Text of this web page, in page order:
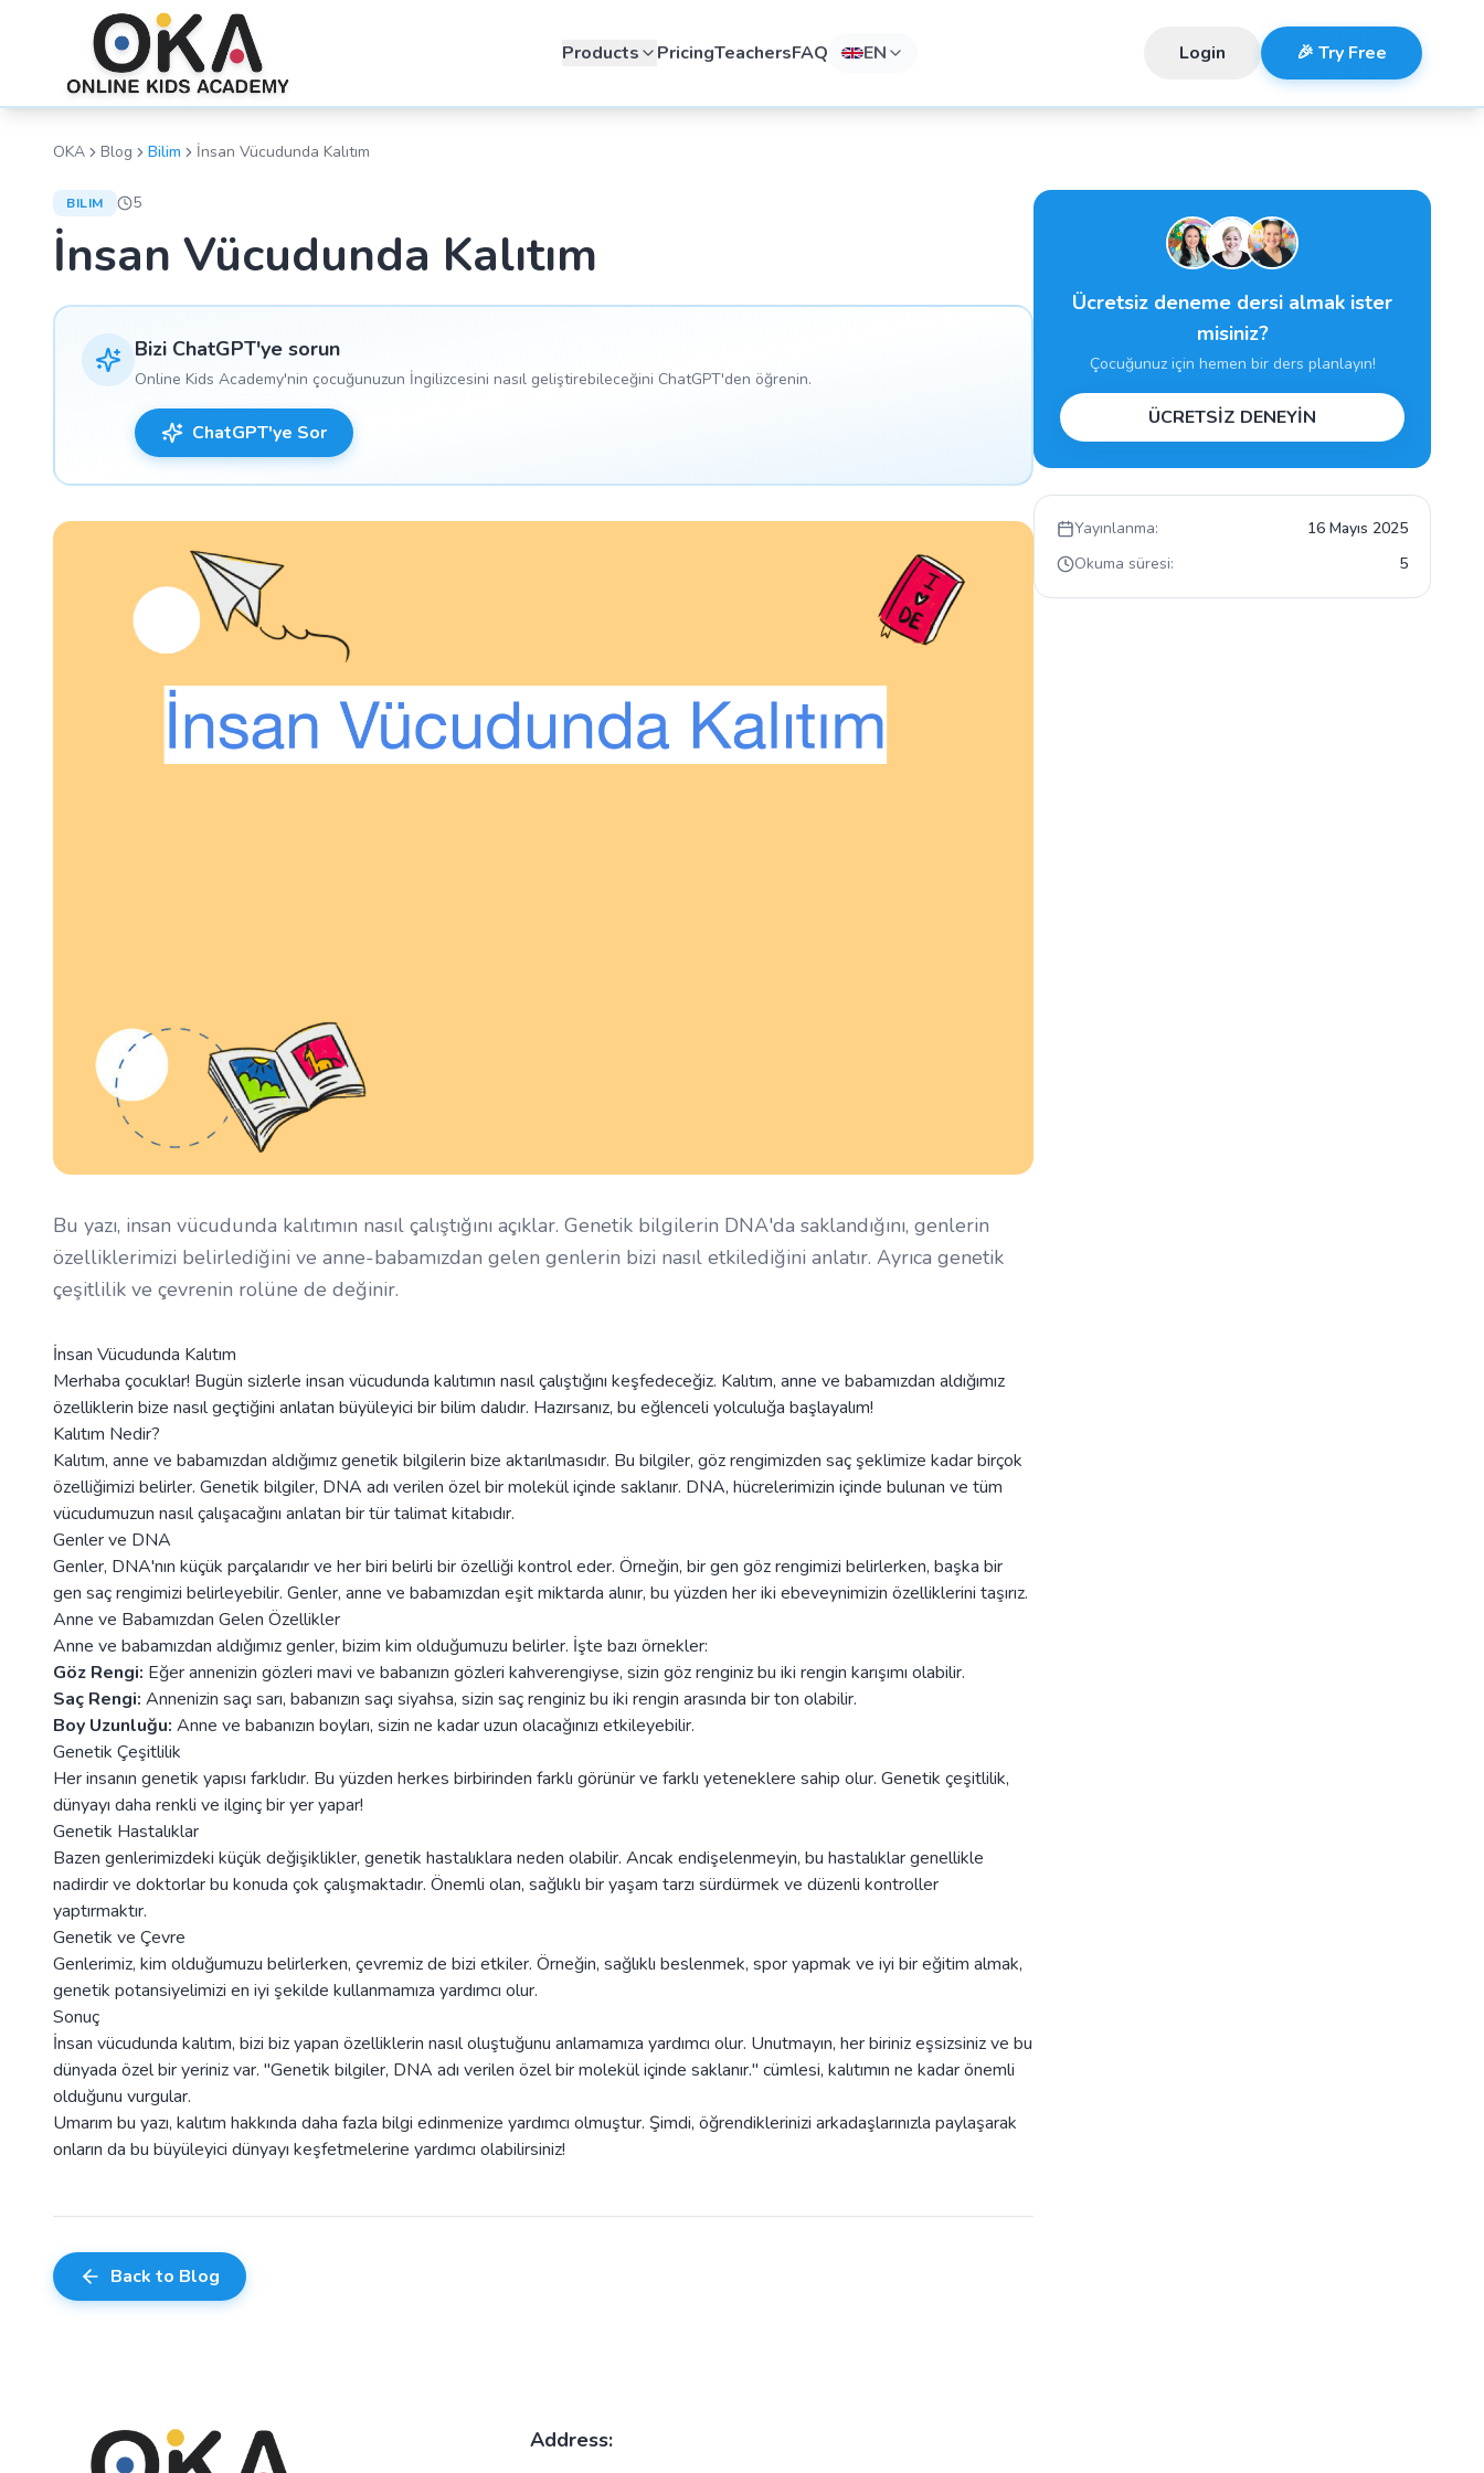
Products PricingTeachersFAQ EN Login 🎉 Try Free
OKA Blog Bilim İnsan Vücudunda Kalıtım
BILIM 5
İnsan Vücudunda Kalıtım
Bizi ChatGPT'ye sorun
Online Kids Academy'nin çocuğunuzun İngilizcesini nasıl geliştirebileceğini ChatGPT'den öğrenin.
ChatGPT'ye Sor
Bu yazı, insan vücudunda kalıtımın nasıl çalıştığını açıklar. Genetik bilgilerin DNA'da saklandığını, genlerin
özelliklerimizi belirlediğini ve anne-babamızdan gelen genlerin bizi nasıl etkilediğini anlatır. Ayrıca genetik
çeşitlilik ve çevrenin rolüne de değinir.
İnsan Vücudunda Kalıtım
Merhaba çocuklar! Bugün sizlerle insan vücudunda kalıtımın nasıl çalıştığını keşfedeceğiz. Kalıtım, anne ve babamızdan aldığımız
özelliklerin bize nasıl geçtiğini anlatan büyüleyici bir bilim dalıdır. Hazırsanız, bu eğlenceli yolculuğa başlayalım!
Kalıtım Nedir?
Kalıtım, anne ve babamızdan aldığımız genetik bilgilerin bize aktarılmasıdır. Bu bilgiler, göz rengimizden saç şeklimize kadar birçok
özelliğimizi belirler. Genetik bilgiler, DNA adı verilen özel bir molekül içinde saklanır. DNA, hücrelerimizin içinde bulunan ve tüm
vücudumuzun nasıl çalışacağını anlatan bir tür talimat kitabıdır.
Genler ve DNA
Genler, DNA'nın küçük parçalarıdır ve her biri belirli bir özelliği kontrol eder. Örneğin, bir gen göz rengimizi belirlerken, başka bir
gen saç rengimizi belirleyebilir. Genler, anne ve babamızdan eşit miktarda alınır, bu yüzden her iki ebeveynimizin özelliklerini taşırız.
Anne ve Babamızdan Gelen Özellikler
Anne ve babamızdan aldığımız genler, bizim kim olduğumuzu belirler. İşte bazı örnekler:
Göz Rengi: Eğer annenizin gözleri mavi ve babanızın gözleri kahverengiyse, sizin göz renginiz bu iki rengin karışımı olabilir.
Saç Rengi: Annenizin saçı sarı, babanızın saçı siyahsa, sizin saç renginiz bu iki rengin arasında bir ton olabilir.
Boy Uzunluğu: Anne ve babanızın boyları, sizin ne kadar uzun olacağınızı etkileyebilir.
Genetik Çeşitlilik
Her insanın genetik yapısı farklıdır. Bu yüzden herkes birbirinden farklı görünür ve farklı yeteneklere sahip olur. Genetik çeşitlilik,
dünyayı daha renkli ve ilginç bir yer yapar!
Genetik Hastalıklar
Bazen genlerimizdeki küçük değişiklikler, genetik hastalıklara neden olabilir. Ancak endişelenmeyin, bu hastalıklar genellikle
nadirdir ve doktorlar bu konuda çok çalışmaktadır. Önemli olan, sağlıklı bir yaşam tarzı sürdürmek ve düzenli kontroller
yaptırmaktır.
Genetik ve Çevre
Genlerimiz, kim olduğumuzu belirlerken, çevremiz de bizi etkiler. Örneğin, sağlıklı beslenmek, spor yapmak ve iyi bir eğitim almak,
genetik potansiyelimizi en iyi şekilde kullanmamıza yardımcı olur.
Sonuç
İnsan vücudunda kalıtım, bizi biz yapan özelliklerin nasıl oluştuğunu anlamamıza yardımcı olur. Unutmayın, her biriniz eşsizsiniz ve bu
dünyada özel bir yeriniz var. "Genetik bilgiler, DNA adı verilen özel bir molekül içinde saklanır." cümlesi, kalıtımın ne kadar önemli
olduğunu vurgular.
Umarım bu yazı, kalıtım hakkında daha fazla bilgi edinmenize yardımcı olmuştur. Şimdi, öğrendiklerinizi arkadaşlarınızla paylaşarak
onların da bu büyüleyici dünyayı keşfetmelerine yardımcı olabilirsiniz!
Back to Blog
Ücretsiz deneme dersi almak ister
misiniz?
Çocuğunuz için hemen bir ders planlayın!
ÜCRETSİZ DENEYİN
Yayınlanma:
16 Mayıs 2025
Okuma süresi:
5
Address: